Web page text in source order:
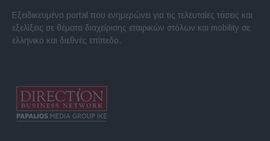
Εξειδικευμένο portal που ενημερώνει για τις τελευταίες τάσεις και
εξελίξεις σε θέματα διαχείρισης εταιρικών στόλων και mobility σε
ελληνικό και διεθνές επίπεδο.